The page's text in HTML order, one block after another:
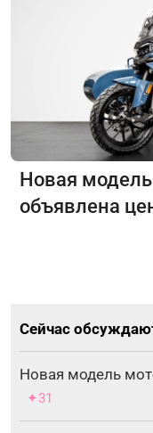
Новая
объявлена
Сейчас
Новая модель
✦31